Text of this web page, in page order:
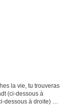
la vie, tu trouveras
(ci-dessous à
dessous à droite) En